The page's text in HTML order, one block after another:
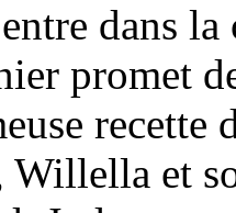
dans
promet
recette
Willella et